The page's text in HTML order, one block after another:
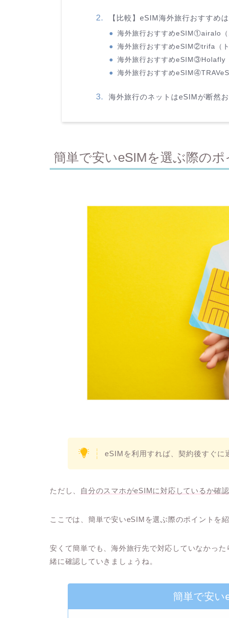
【比較】eSIM海外旅行おすすめは
海外旅行おすすめeSIM①airalo（
海外旅行おすすめeSIM②trifa（ト
海外旅行おすすめeSIM③Holafly
海外旅行おすすめeSIM④
海外旅行のネットはeSIMが断然お
簡単で安いeSIMを選ぶ際のポ
eSIMを利用すれば、契約後すぐに
ただし、 自分のスマホがeSIMに対応しているか確認
ここでは、 簡単で安いeSIMを選ぶ際のポイントを
安くて簡単でも、海外旅行先で対応していなかっ
緒に確認していきましょうね。
簡単で安い